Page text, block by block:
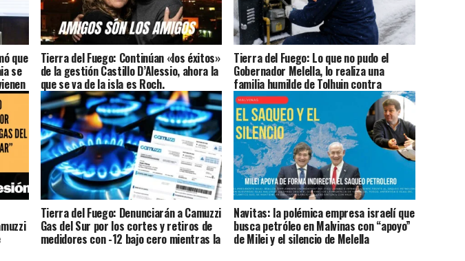
que
se
Tierra del Fuego: Continúan «los éxitos»
de la gestión Castillo D’Alessio, ahora la
que se va de la isla es Roch.
Tierra del Fuego: Lo que no pudo el
Gobernador Melella, lo realiza una
familia humilde de Tolhuin contra
Camuzzi
Tierra del Fuego: Denunciarán a Camuzzi
Gas del Sur por los cortes y retiros de
medidores con -12 bajo cero mientras la
Navitas: la polémica empresa israelí que
busca petróleo en Malvinas con “apoyo”
de Milei y el silencio de Melella